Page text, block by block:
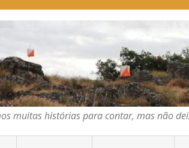
DO CENTROpara contar, mas não deixamos mais que
muitas histórias para contar, mas não